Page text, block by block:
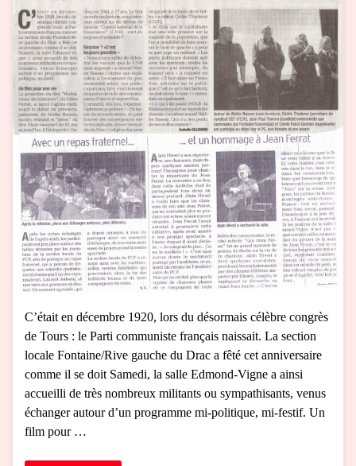
C’était en décembre 1920, lors du désormais célèbre congrès
de Tours : le Parti communiste français naissait. La section
locale Fontaine/Rive gauche du Drac a fêté cet anniversaire
comme il se doit Samedi, la salle Edmond-Vigne a ainsi
accueilli de très nombreux militants ou sympathisants, venus
échanger autour d’un programme mi-politique, mi-festif. Un
film pour …